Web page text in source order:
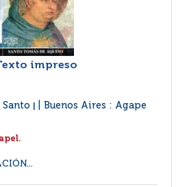
impreso
Santo
Buenos Aires : Agape